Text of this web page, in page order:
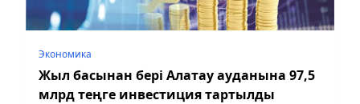
Экономика
Жыл басынан бері Алатау ауданына 97,5
млрд теңге инвестиция тартылды